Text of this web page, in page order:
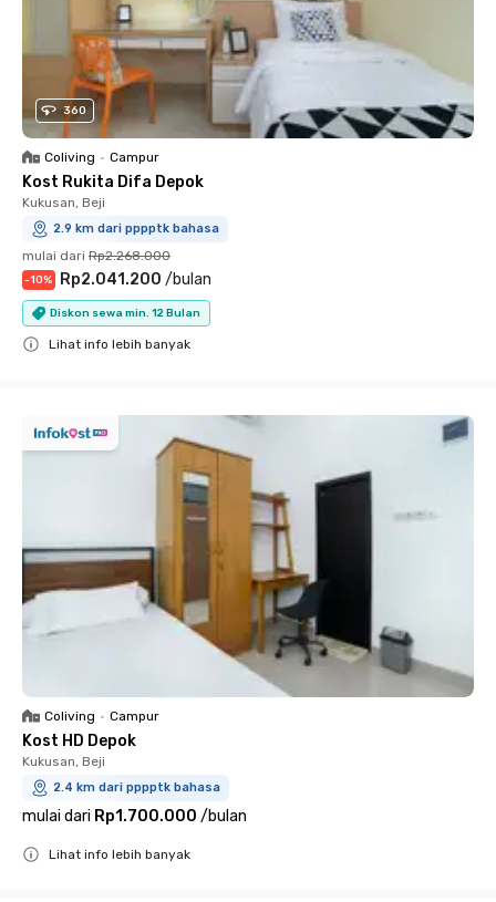
360
Coliving • Campur
Kost Rukita Difa Depok
Kukusan, Beji
2.9 km dari pppptk bahasa
mulai dari Rp2.268.000
-10% Rp2.041.200 /bulan
Diskon sewa min. 12 Bulan
Lihat info lebih banyak
Coliving • Campur
Kost HD Depok
Kukusan, Beji
2.4 km dari pppptk bahasa
mulai dari Rp1.700.000 /bulan
Lihat info lebih banyak